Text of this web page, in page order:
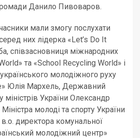
Данило Пивоваров.
мали змогу послухати
них лідерка «Let’s Do It
співзасновниця міжнародних
та «School Recycling World» і
молодіжного руху
Юлія Мархель, Державний
міністрів України Олександр
молоді та спорту України
директора комунальної
молодіжний центр»